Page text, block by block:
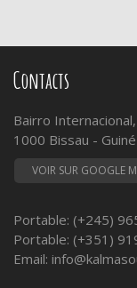
Contacts
Bairro Internacional,
1000 Bissau -
VOIR SUR GOOGLE
Portable: (+245)
Portable: (+351)
Email: